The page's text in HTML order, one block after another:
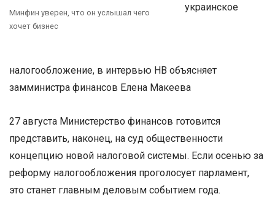
Минфин уверен, что он услышал чего
хочет бизнес
украинское
налогообложение, в интервью НВ объясняет
замминистра финансов Елена Макеева
27 августа Министерство финансов готовится
представить, наконец, на суд общественности
концепцию новой налоговой системы. Если осенью за
реформу налогообложения проголосует парламент,
это станет главным деловым событием года.